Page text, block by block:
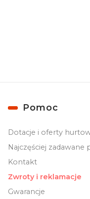
Linki w stopce
Pomoc
Dotacje i oferty
Najczęściej zadawane
Kontakt
Zwroty i reklamacje
Gwarancje